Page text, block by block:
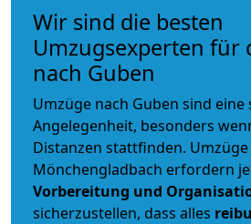
Wir sind die besten
Umzugsexperten für
nach Guben
Umzüge nach Guben sind eine
Angelegenheit, besonders
Distanzen stattfinden. Umzüge
Mönchengladbach erfordern
Vorbereitung und
sicherzustellen, dass alles